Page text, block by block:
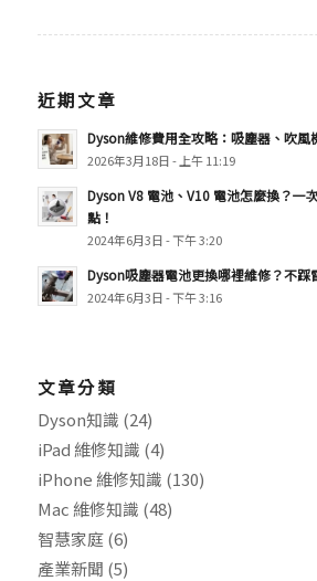
近期文章
Dyson維修費用全攻略：吸塵器、吹風
2026年3月18日 - 上午 11:19
Dyson V8 電池、V10 電池怎麼換？一
點！
2024年6月3日 - 下午 3:20
Dyson吸塵器電池更換哪裡維修？不踩
2024年6月3日 - 下午 3:16
文章分類
Dyson知識 (24)
iPad 維修知識 (4)
iPhone 維修知識 (130)
Mac 維修知識 (48)
智慧家庭(6)
產業新聞 (5)